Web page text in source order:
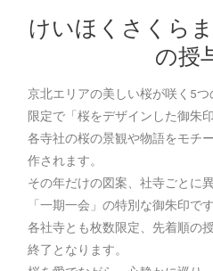
けいほくさくら
の授
京北エリアの美しい桜が咲く5
限定で「桜をデザインした御朱
各寺社の桜の景観や物語をモチ
作されます。
その年だけの図案、社寺ごとに
「一期一会」の特別な御朱印です
各社寺とも枚数限定、先着順の
終了となります。